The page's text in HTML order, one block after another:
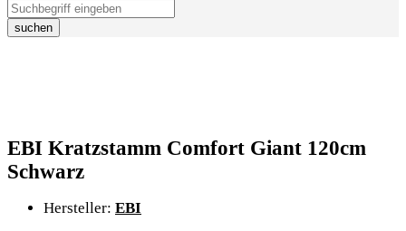
suchen
EBI Kratzstamm Comfort Giant 120cm
Schwarz
Hersteller: EBI